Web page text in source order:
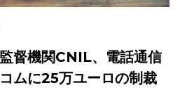
督機関CNIL、電話通信
ムに25万ユーロの制裁